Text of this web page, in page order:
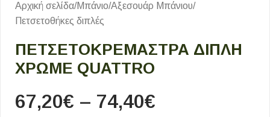
Αρχική σελίδα/Μπάνιο/Αξεσουάρ Μπάνιου/
Πετσετοθήκες διπλές
ΠΕΤΣΕΤΟΚΡΕΜΆΣΤΡΑ ΔΙΠΛΉ
ΧΡΩΜΈ QUATTRO
67,20€ – 74,40€